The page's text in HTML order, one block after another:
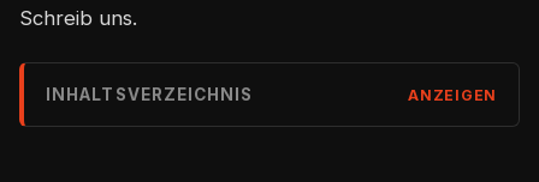
Schreib uns.
INHALTSVERZEICHNIS ANZEIGEN